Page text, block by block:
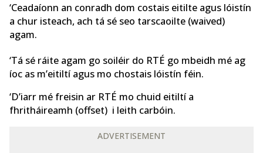
‘Ceadaíonn an conradh dom costais eitilte agus lóistín
a chur isteach, ach tá sé seo tarscaoilte (waived)
agam.
‘Tá sé ráite agam go soiléir do RTÉ go mbeidh mé ag
íoc as m’eitiltí agus mo chostais lóistín féin.
‘D’iarr mé freisin ar RTÉ mo chuid eitiltí a
fhritháireamh (offset) i leith carbóin.
ADVERTISEMENT